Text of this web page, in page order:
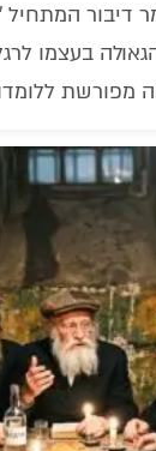
דיבור
בעצמו
מפורשת